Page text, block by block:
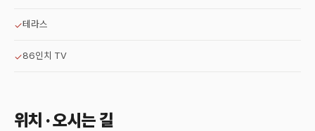
✓테라스
✓86인치 TV
위치 · 오시는 길